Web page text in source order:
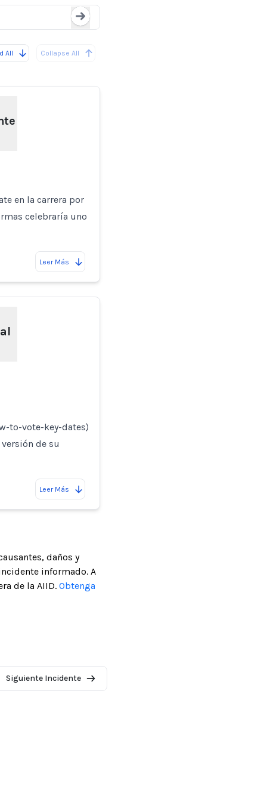
All Collapse All
en la carrera por
celebraría uno
Leer Más
to-vote-key-dates)
de su
Leer Más
daños y
informado. A
de la AIID. Obtenga
Siguiente Incidente